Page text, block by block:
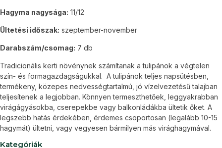
Hagyma nagysága: 11/12
Ültetési időszak: szeptember-november
Darabszám/csomag: 7 db
Tradicionális kerti növénynek számítanak a tulipánok a végtelen
szín- és formagazdagságukkal. A tulipánok teljes napsütésben,
termékeny, közepes nedvességtartalmú, jó vízelvezetésű talajban
teljesítenek a legjobban. Könnyen termeszthetőek, leggyakrabban
virágágyásokba, cserepekbe vagy balkonládákba ültetik őket. A
legszebb hatás érdekében, érdemes csoportosan (legalább 10-15
hagymát) ültetni, vagy vegyesen bármilyen más virághagymával.
Kategóriák